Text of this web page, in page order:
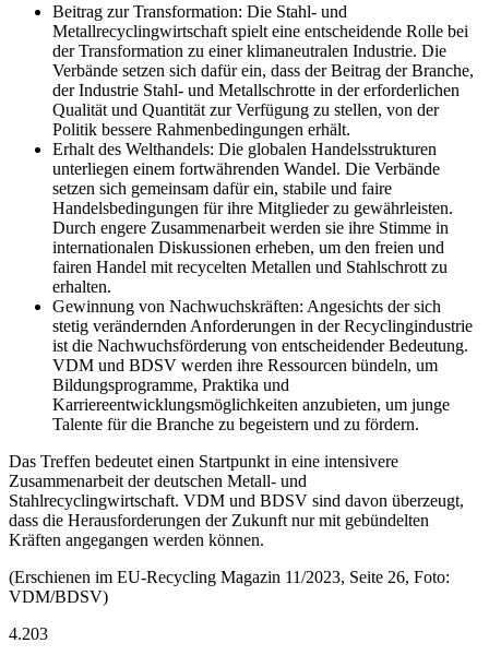
Beitrag zur Transformation: Die Stahl- und
Metallrecyclingwirtschaft spielt eine entscheidende Rolle bei
der Transformation zu einer klimaneutralen Industrie. Die
Verbände setzen sich dafür ein, dass der Beitrag der Branche,
der Industrie Stahl- und Metallschrotte in der erforderlichen
Qualität und Quantität zur Verfügung zu stellen, von der
Politik bessere Rahmenbedingungen erhält.
Erhalt des Welthandels: Die globalen Handelsstrukturen
unterliegen einem fortwährenden Wandel. Die Verbände
setzen sich gemeinsam dafür ein, stabile und faire
Handelsbedingungen für ihre Mitglieder zu gewährleisten.
Durch engere Zusammenarbeit werden sie ihre Stimme in
internationalen Diskussionen erheben, um den freien und
fairen Handel mit recycelten Metallen und Stahlschrott zu
erhalten.
Gewinnung von Nachwuchskräften: Angesichts der sich
stetig verändernden Anforderungen in der Recyclingindustrie
ist die Nachwuchsförderung von entscheidender Bedeutung.
VDM und BDSV werden ihre Ressourcen bündeln, um
Bildungsprogramme, Praktika und
Karriereentwicklungsmöglichkeiten anzubieten, um junge
Talente für die Branche zu begeistern und zu fördern.
Das Treffen bedeutet einen Startpunkt in eine intensivere
Zusammenarbeit der deutschen Metall- und
Stahlrecyclingwirtschaft. VDM und BDSV sind davon überzeugt,
dass die Herausforderungen der Zukunft nur mit gebündelten
Kräften angegangen werden können.
(Erschienen im EU-Recycling Magazin 11/2023, Seite 26, Foto:
VDM/BDSV)
4.203